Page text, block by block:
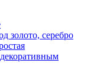
золото, серебро